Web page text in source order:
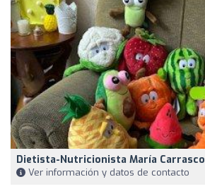
Dietista-Nutricionista María Carrasco
Ver información y datos de contacto